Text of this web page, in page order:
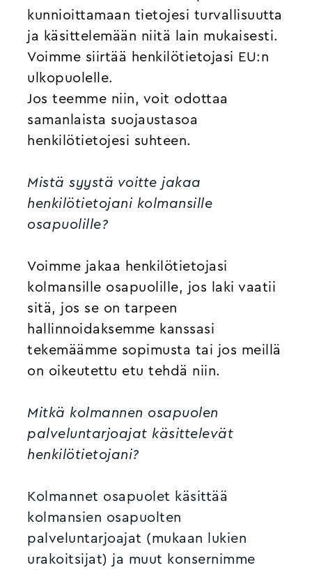
kunnioittamaan tietojesi turvallisuutta
ja käsittelemään niitä lain mukaisesti.
Voimme siirtää henkilötietojasi EU:n
ulkopuolelle.
Jos teemme niin, voit odottaa
samanlaista suojaustasoa
henkilötietojesi suhteen.
Mistä syystä voitte jakaa
henkilötietojani kolmansille
osapuolille?
Voimme jakaa henkilötietojasi
kolmansille osapuolille, jos laki vaatii
sitä, jos se on tarpeen
hallinnoidaksemme kanssasi
tekemäämme sopimusta tai jos meillä
on oikeutettu etu tehdä niin.
Mitkä kolmannen osapuolen
palveluntarjoajat käsittelevät
henkilötietojani?
Kolmannet osapuolet käsittää
kolmansien osapuolten
palveluntarjoajat (mukaan lukien
urakoitsijat) ja muut konsernimme